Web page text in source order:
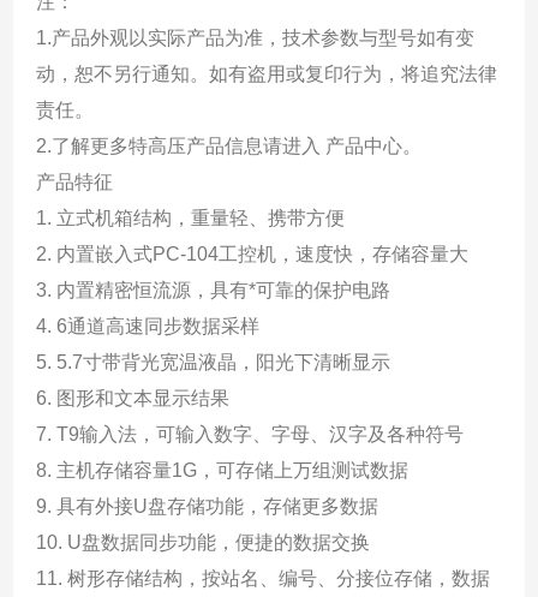
1.产品外观以实际产品为准，技术参数与型号如有变
动，恕不另行通知。如有盗用或复印行为，将追究法律
责任。
2.了解更多特高压产品信息请进入 产品中心。
产品特征
1. 立式机箱结构，重量轻、携带方便
2. 内置嵌入式PC-104工控机，速度快，存储容量大
3. 内置精密恒流源，具有*可靠的保护电路
4. 6通道高速同步数据采样
5. 5.7寸带背光宽温液晶，阳光下清晰显示
6. 图形和文本显示结果
7. T9输入法，可输入数字、字母、汉字及各种符号
8. 主机存储容量1G，可存储上万组测试数据
9. 具有外接U盘存储功能，存储更多数据
10. U盘数据同步功能，便捷的数据交换
11. 树形存储结构，按站名、编号、分接位存储，数据